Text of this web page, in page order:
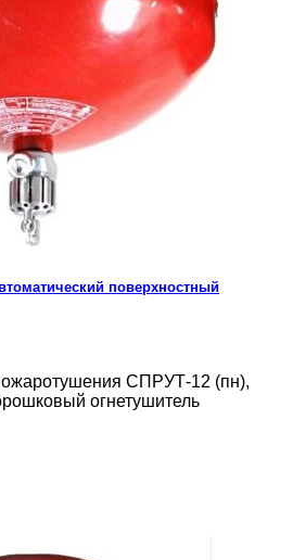
поверхностный
СПРУТ-12 (пн),
огнетушитель